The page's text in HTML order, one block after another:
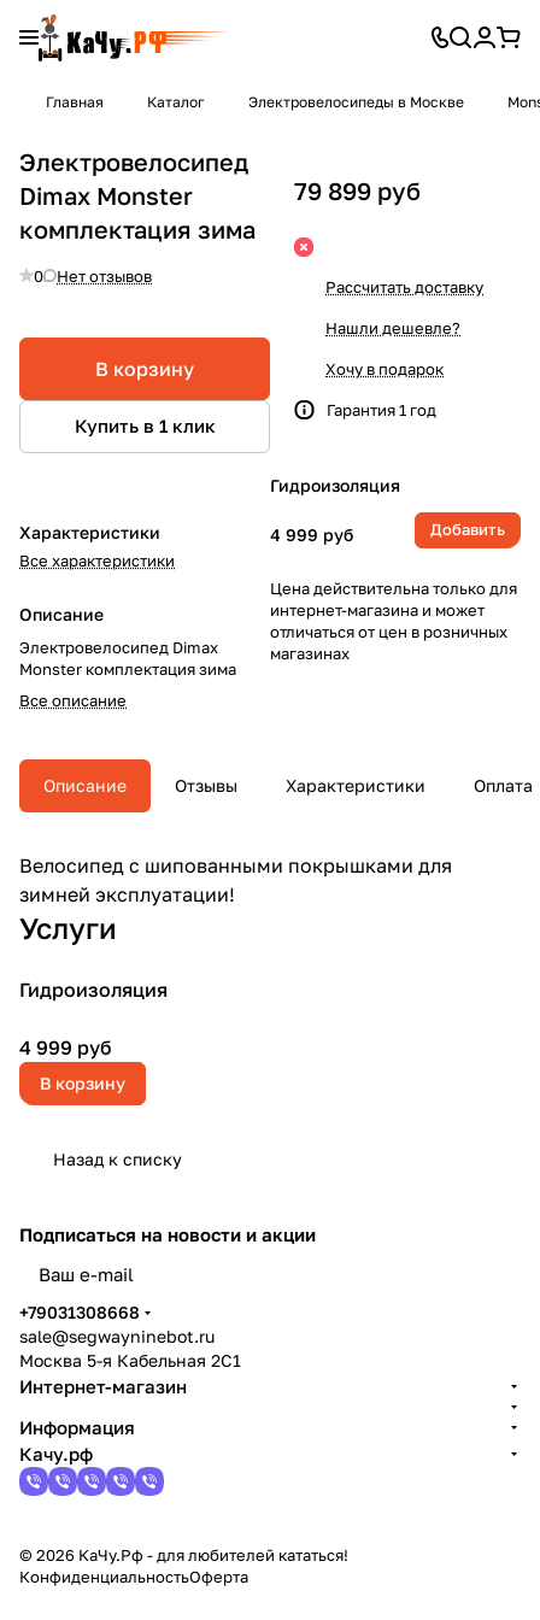
Главная Каталог Электровелосипеды в Москве
Электровелосипед
Dimax Monster
комплектация зима
0 Нет отзывов
В корзину
Купить в 1 клик
Характеристики
Все характеристики
Описание
Электровелосипед Dimax
Monster комплектация зима
Все описание
79 899 руб
Рассчитать доставку
Нашли дешевле?
Хочу в подарок
Гарантия 1 год
Гидроизоляция
4 999 руб Добавить
Цена действительна только для
интернет-магазина и может
отличаться от цен в розничных
магазинах
Описание Отзывы Характеристики Оплата
Велосипед с шипованными покрышками для
зимней эксплуатации!
Услуги
Гидроизоляция
4 999 руб
В корзину
Назад к списку
Подписаться на новости и акции
+79031308668
sale@segwayninebot.ru
Москва 5-я Кабельная 2С1
Интернет-магазин
Информация
Качу.рф
© 2026 КаЧу.Рф - для любителей кататься!
КонфиденциальностьОферта